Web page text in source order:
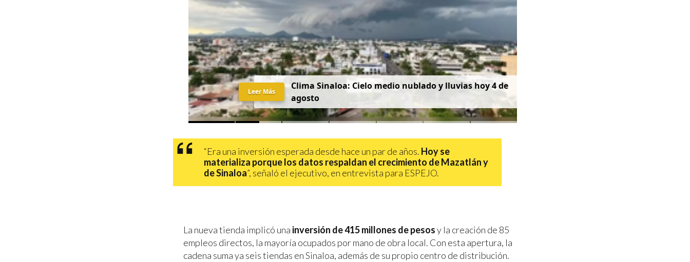
Clima Sinaloa: Cielomedio nubladoy lluvias hoy4de
agosto
Leer Más
“Era una inversión esperada desde hace un par de años. Hoy se
materializa porque los datos respaldan el crecimiento de Mazatlán y
de Sinaloa”, señaló el ejecutivo, en entrevista para ESPEJO.
La nueva tienda implicó una inversión de 415 millones de pesosy la creación de 85
empleos directos, la mayoría ocupados por mano de obra local. Con esta apertura, la
cadena suma ya seis tiendas en Sinaloa, además de su propio centro de distribución.